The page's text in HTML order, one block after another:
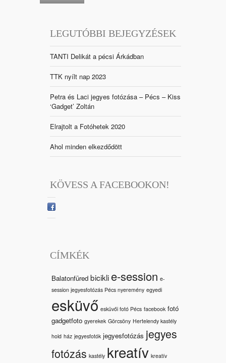
LEGUTÓBBI BEJEGYZÉSEK
TANTI Delikát a pécsi Árkádban
TTK nyílt nap 2023
Petra és Laci jegyes fotózása – Pécs – Kiss
‘Gadget’ Zoltán
Elrajtolt a Fotóhetek 2020
Ahol minden elkezdődött
KÖVESS A FACEBOOKON!
CÍMKÉK
Balatonfüred bicikli e-session e-
session jegyesfotózás Pécs nyeremény egyedi
esküvő esküvői fotó Pécs facebook fotó
gadgetfoto gyerekek Görcsöny Hertelendy kastély
hold ház jegyesfotók jegyesfotózás jegyes
fotózás kastély kreatív kreatív